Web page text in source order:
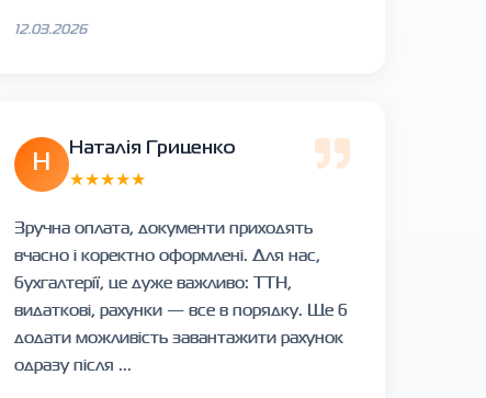
12.03.2026
Н
Наталія Гриценко
★★★★★
Зручна оплата, документи приходять
вчасно і коректно оформлені. Для нас,
бухгалтерії, це дуже важливо: ТТН,
видаткові, рахунки — все в порядку. Ще б
додати можливість завантажити рахунок
одразу після ...